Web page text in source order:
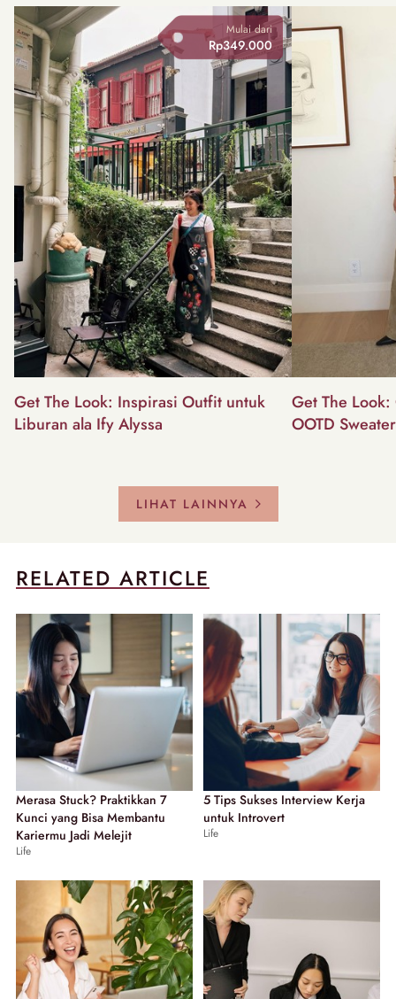
Mulai dari
Rp349.000
Get The Look: Inspirasi Outfit untuk
Liburan ala Ify Alyssa
Get The
OOTD
LIHAT LAINNYA
RELATED ARTICLE
Merasa Stuck? Praktikkan 7
Kunci yang Bisa Membantu
Kariermu Jadi Melejit
Life
5 Tips Sukses Interview Kerja
untuk Introvert
Life